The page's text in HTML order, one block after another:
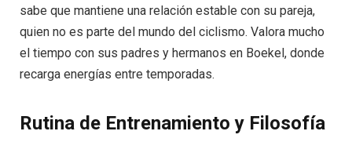
sabe que mantiene una relación estable con su pareja,
quien no es parte del mundo del ciclismo. Valora mucho
el tiempo con sus padres y hermanos en Boekel, donde
recarga energías entre temporadas.
Rutina de Entrenamiento y Filosofía